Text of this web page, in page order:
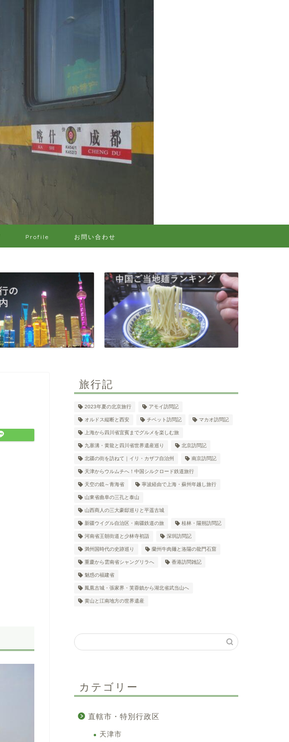
Profile お問い合わせ
旅行記
2023年夏の北京旅行 アモイ訪問記
オルドス縦断と西安 チベット訪問記 マカオ訪問記
上海から四川省宜賓までグルメを楽しむ旅
九寨溝・黄龍と四川省世界遺産巡り 北京訪問記
北疆の街を訪ねて｜イリ・カザフ自治州 南京訪問記
天津からウルムチへ！中国シルクロード鉄道旅行
天空の鏡～青海省 寧波経由で上海・蘇州年越し旅行
山東省曲阜の三孔と泰山
山西商人の三大豪邸巡りと平遥古城
新疆ウイグル自治区・南疆鉄道の旅 桂林・陽朔訪問記
河南省王朝街道と少林寺初詣 深圳訪問記
満州国時代の史跡巡り 蘭州牛肉麺と洛陽の龍門石窟
重慶から雲南省シャングリラへ 香港訪問雑記
魅惑の福建省
鳳凰古城・張家界・芙蓉鎮から湖北省武当山へ
黄山と江南地方の世界遺産
カテゴリー
直轄市・特別行政区
天津市